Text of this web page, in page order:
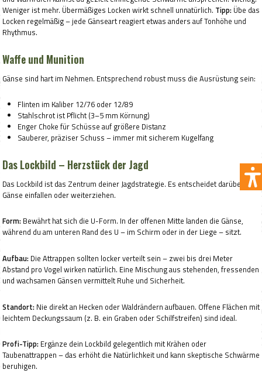
Weniger ist mehr. Übermäßiges Locken wirkt schnell unnatürlich. Tipp: Übe das
Locken regelmäßig – jede Gänseart reagiert etwas anders auf Tonhöhe und
Rhythmus.
Waffe und Munition
Gänse sind hart im Nehmen. Entsprechend robust muss die Ausrüstung sein:
Flinten im Kaliber 12/76 oder 12/89
Stahlschrot ist Pflicht (3–5 mm Körnung)
Enger Choke für Schüsse auf größere Distanz
Sauberer, präziser Schuss – immer mit sicherem Kugelfang
Das Lockbild – Herzstück der Jagd
Das Lockbild ist das Zentrum deiner Jagdstrategie. Es entscheidet darüber, ob
Gänse einfallen oder weiterziehen.
Form: Bewährt hat sich die U-Form. In der offenen Mitte landen die Gänse,
während du am unteren Rand des U – im Schirm oder in der Liege – sitzt.
Aufbau: Die Attrappen sollten locker verteilt sein – zwei bis drei Meter
Abstand pro Vogel wirken natürlich. Eine Mischung aus stehenden, fressenden
und wachsamen Gänsen vermittelt Ruhe und Sicherheit.
Standort: Nie direkt an Hecken oder Waldrändern aufbauen. Offene Flächen mit
leichtem Deckungssaum (z. B. ein Graben oder Schilfstreifen) sind ideal.
Profi-Tipp: Ergänze dein Lockbild gelegentlich mit Krähen oder
Taubenattrappen – das erhöht die Natürlichkeit und kann skeptische Schwärme
beruhigen.